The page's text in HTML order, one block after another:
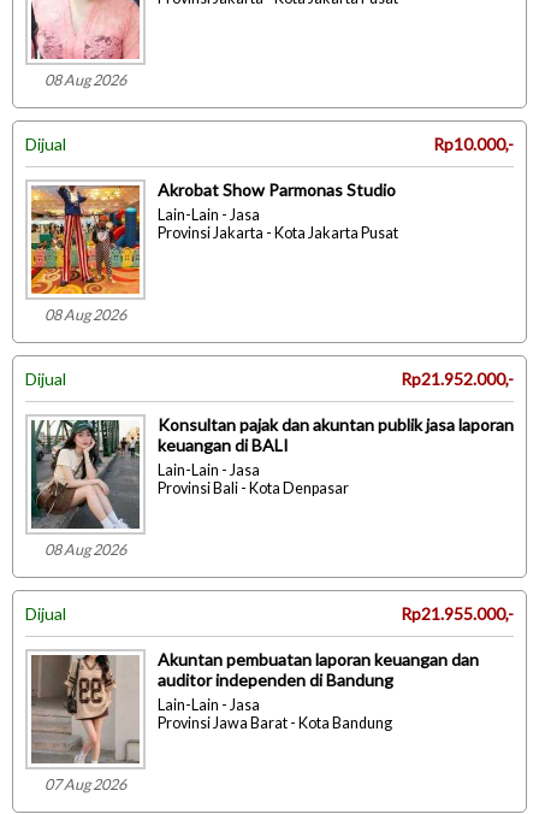
08 Aug 2026
Dijual Rp10.000,-
08 Aug 2026
Akrobat Show Parmonas Studio
Lain-Lain - Jasa
Provinsi Jakarta - Kota Jakarta Pusat
Dijual Rp21.952.000,-
08 Aug 2026
Konsultan pajak dan akuntan publik jasa laporan
keuangan di BALI
Lain-Lain - Jasa
Provinsi Bali - Kota Denpasar
Dijual Rp21.955.000,-
07 Aug 2026
Akuntan pembuatan laporan keuangan dan
auditor independen di Bandung
Lain-Lain - Jasa
Provinsi Jawa Barat - Kota Bandung